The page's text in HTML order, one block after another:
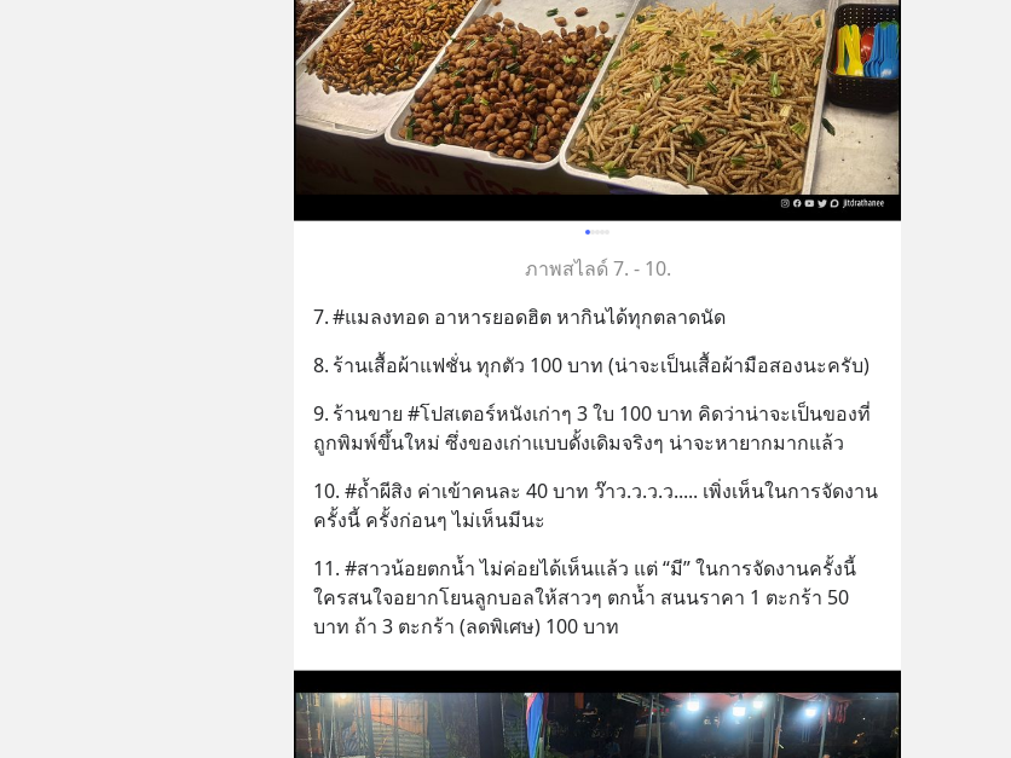
ภาพสไลด์ 7. - 10.
7.	#แมลงทอด อาหารยอดฮิต หากินได้ทุกตลาดนัด
8.	ร้านเสื้อผ้าแฟชั่น ทุกตัว 100 บาท (น่าจะเป็นเสื้อผ้ามือสองนะครับ)
9.	ร้านขาย #โปสเตอร์หนังเก่าๆ 3 ใบ 100 บาท คิดว่าน่าจะเป็นของที่
ถูกพิมพ์ขึ้นใหม่ ซึ่งของเก่าแบบดั้งเดิมจริงๆ น่าจะหายากมากแล้ว
10. #ถ้ำผีสิง ค่าเข้าคนละ 40 บาท ว๊าว.ว.ว.ว..... เพิ่งเห็นในการจัดงาน
ครั้งนี้ ครั้งก่อนๆ ไม่เห็นมีนะ
11. #สาวน้อยตกน้ำ ไม่ค่อยได้เห็นแล้ว แต่ “มี” ในการจัดงานครั้งนี้
ใครสนใจอยากโยนลูกบอลให้สาวๆ ตกน้ำ สนนราคา 1 ตะกร้า 50
บาท ถ้า 3 ตะกร้า (ลดพิเศษ) 100 บาท